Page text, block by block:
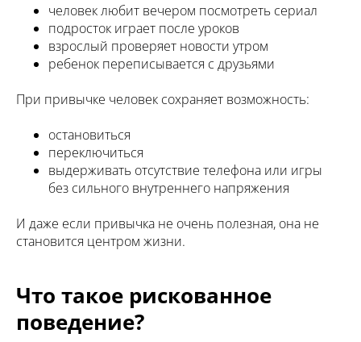
человек любит вечером посмотреть сериал
подросток играет после уроков
взрослый проверяет новости утром
ребенок переписывается с друзьями
При привычке человек сохраняет возможность:
остановиться
переключиться
выдерживать отсутствие телефона или игры
без сильного внутреннего напряжения
И даже если привычка не очень полезная, она не
становится центром жизни.
Что такое рискованное
поведение?